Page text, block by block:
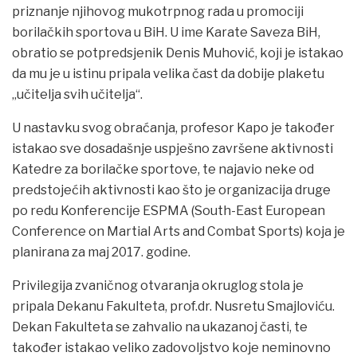
priznanje njihovog mukotrpnog rada u promociji
borilačkih sportova u BiH. U ime Karate Saveza BiH,
obratio se potpredsjenik Denis Muhović, koji je istakao
da mu je u istinu pripala velika čast da dobije plaketu
„učitelja svih učitelja“.
U nastavku svog obraćanja, profesor Kapo je također
istakao sve dosadašnje uspješno završene aktivnosti
Katedre za borilačke sportove, te najavio neke od
predstojećih aktivnosti kao što je organizacija druge
po redu Konferencije ESPMA (South-East European
Conference on Martial Arts and Combat Sports) koja je
planirana za maj 2017. godine.
Privilegija zvaničnog otvaranja okruglog stola je
pripala Dekanu Fakulteta, prof.dr. Nusretu Smajloviću.
Dekan Fakulteta se zahvalio na ukazanoj časti, te
također istakao veliko zadovoljstvo koje neminovno